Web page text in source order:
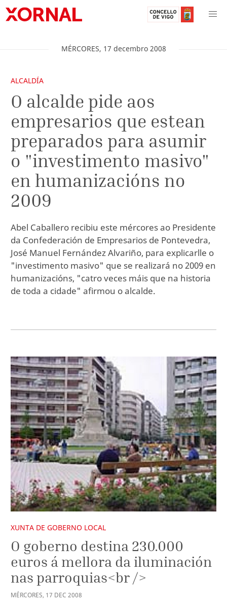
MÉRCORES, 17 decembro 2008
ALCALDÍA
O alcalde pide aos
empresarios que estean
preparados para asumir
o "investimento masivo"
en humanizacións no
2009
Abel Caballero recibiu este mércores ao Presidente
da Confederación de Empresarios de Pontevedra,
José Manuel Fernández Alvariño, para explicarlle o
"investimento masivo" que se realizará no 2009 en
humanizacións, "catro veces máis que na historia
de toda a cidade" afirmou o alcalde.
XUNTA DE GOBERNO LOCAL
O goberno destina 230.000
euros á mellora da iluminación
nas parroquias<br />
MÉRCORES, 17 DEC 2008